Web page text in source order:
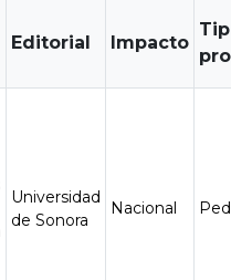
Editorial Impacto
Universidad
de Sonora
Nacional